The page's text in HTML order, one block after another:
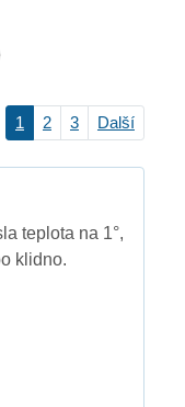
1 2 3 Další
teplota na 1°,
klidno.